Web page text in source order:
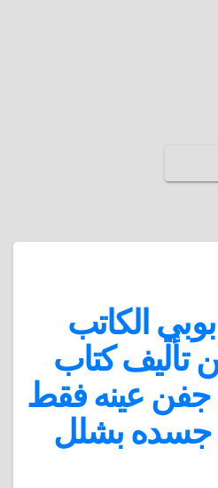
الكاتب
تأليف كتاب
جفن عينه فقط
جسده بشلل